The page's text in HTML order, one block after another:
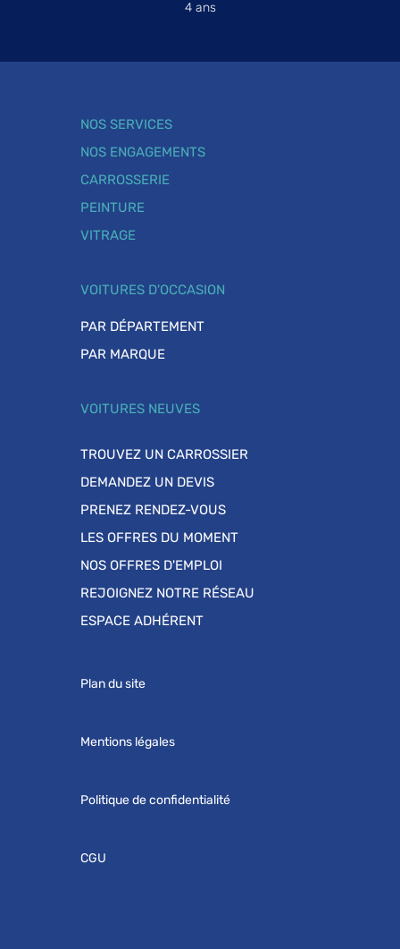
4 ans
NOS SERVICES
NOS ENGAGEMENTS
CARROSSERIE
PEINTURE
VITRAGE
VOITURES D'OCCASION
PAR DÉPARTEMENT
PAR MARQUE
VOITURES NEUVES
TROUVEZ UN CARROSSIER
DEMANDEZ UN DEVIS
PRENEZ RENDEZ-VOUS
LES OFFRES DU MOMENT
NOS OFFRES D'EMPLOI
REJOIGNEZ NOTRE RÉSEAU
ESPACE ADHÉRENT
Plan du site
Mentions légales
Politique de confidentialité
CGU